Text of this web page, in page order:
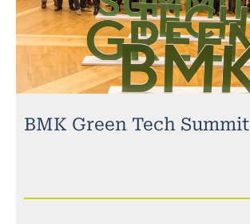
BMK Green Tech Summit